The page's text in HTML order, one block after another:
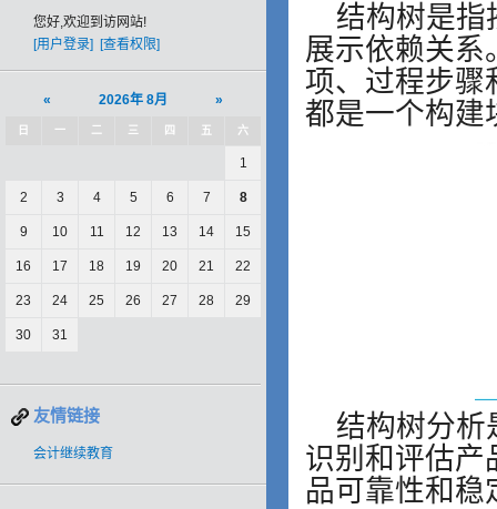
结构树是指
展示依赖关系
项、过程步骤
都是一个构建
结构树分析
识别和评估产
品可靠性和稳
您好,欢迎到访网站!
[用户登录]
[查看权限]
« 2026年 8月 »
日 一 二 三 四 五 六
1
2 3 4 5 6 7 8
9 10 11 12 13 14 15
16 17 18 19 20 21 22
23 24 25 26 27 28 29
30 31
友情链接
会计继续教育